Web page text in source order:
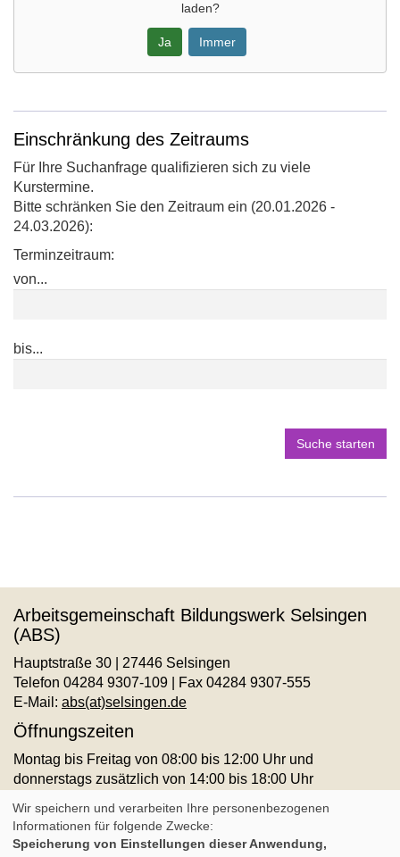
laden?
Ja Immer
Maps
Karte
Turnhalle
Lebenshilfe
Selsingen
in
neuem
öffnen
Einschränkung des Zeitraums
Für Ihre Suchanfrage qualifizieren sich zu viele
Kurstermine.
Bitte schränken Sie den Zeitraum ein (20.01.2026 -
24.03.2026):
Terminzeitraum:
von...
bis...
Suche starten
Arbeitsgemeinschaft Bildungswerk Selsingen
(ABS)
Hauptstraße 30 | 27446 Selsingen
Telefon 04284 9307-109 | Fax 04284 9307-555
E-Mail: abs(at)selsingen.de
Öffnungszeiten
Montag bis Freitag von 08:00 bis 12:00 Uhr und
donnerstags zusätzlich von 14:00 bis 18:00 Uhr
AGB
Impressum Datenschutz Widerruf
Wir speichern und verarbeiten Ihre personenbezogenen
Informationen für folgende Zwecke:
Speicherung von Einstellungen dieser Anwendung,